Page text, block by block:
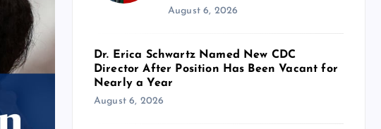
August 6, 2026
Dr. Erica Schwartz Named New CDC
Director After Position Has Been Vacant for
Nearly a Year
August 6, 2026